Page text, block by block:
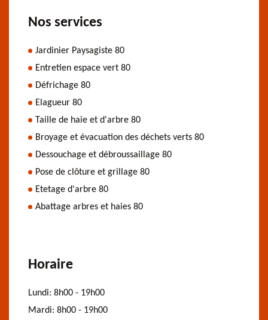
Nos services
Jardinier Paysagiste 80
Entretien espace vert 80
Défrichage 80
Elagueur 80
Taille de haie et d'arbre 80
Broyage et évacuation des déchets verts 80
Dessouchage et débroussaillage 80
Pose de clôture et grillage 80
Etetage d'arbre 80
Abattage arbres et haies 80
Horaire
Lundi: 8h00 - 19h00
Mardi: 8h00 - 19h00